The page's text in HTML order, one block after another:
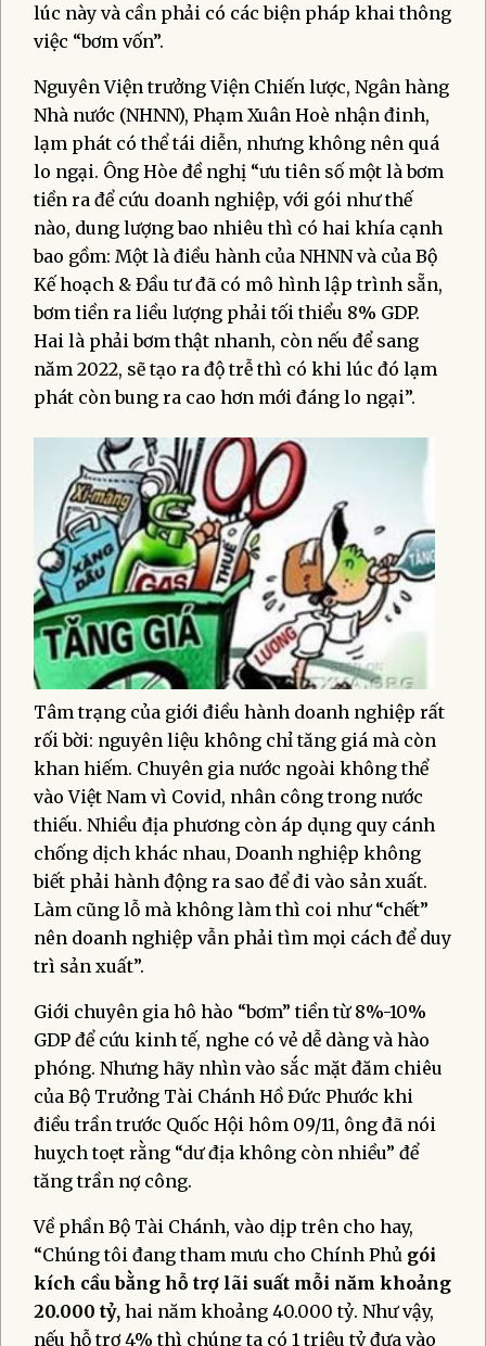
lúc này và cần phải có các biện pháp khai thông
việc “bơm vốn”.
Nguyên Viện trưởng Viện Chiến lược, Ngân hàng
Nhà nước (NHNN), Phạm Xuân Hoè nhận đinh,
lạm phát có thể tái diễn, nhưng không nên quá
lo ngại. Ông Hòe đề nghị “ưu tiên số một là bơm
tiền ra để cứu doanh nghiệp, với gói như thế
nào, dung lượng bao nhiêu thì có hai khía cạnh
bao gồm: Một là điều hành của NHNN và của Bộ
Kế hoạch & Đầu tư đã có mô hình lập trình sẵn,
bơm tiền ra liều lượng phải tối thiểu 8% GDP.
Hai là phải bơm thật nhanh, còn nếu để sang
năm 2022, sẽ tạo ra độ trễ thì có khi lúc đó lạm
phát còn bung ra cao hơn mới đáng lo ngại”.
Tâm trạng của giới điều hành doanh nghiệp rất
rối bời: nguyên liệu không chỉ tăng giá mà còn
khan hiếm. Chuyên gia nước ngoài không thể
vào Việt Nam vì Covid, nhân công trong nước
thiếu. Nhiều địa phương còn áp dụng quy cánh
chống dịch khác nhau, Doanh nghiệp không
biết phải hành động ra sao để đi vào sản xuất.
Làm cũng lỗ mà không làm thì coi như “chết”
nên doanh nghiệp vẫn phải tìm mọi cách để duy
trì sản xuất”.
Giới chuyên gia hô hào “bơm” tiền từ 8%-10%
GDP để cứu kinh tế, nghe có vẻ dễ dàng và hào
phóng. Nhưng hãy nhìn vào sắc mặt đăm chiêu
của Bộ Trưởng Tài Chánh Hồ Đức Phước khi
điều trần trước Quốc Hội hôm 09/11, ông đã nói
huỵch toẹt rằng “dư địa không còn nhiều” để
tăng trần nợ công.
Về phần Bộ Tài Chánh, vào dịp trên cho hay,
“Chúng tôi đang tham mưu cho Chính Phủ gói
kích cầu bằng hỗ trợ lãi suất mỗi năm khoảng
20.000 tỷ, hai năm khoảng 40.000 tỷ. Như vậy,
nếu hỗ trợ 4% thì chúng ta có 1 triệu tỷ đưa vào